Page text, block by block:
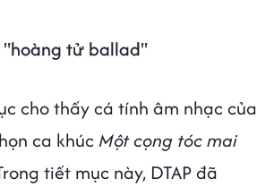
"hoàng tử ballad"
cho thấy cá tính âm nhạc của
ca khúc Một cọng tóc mai
tiết mục này, DTAP đã